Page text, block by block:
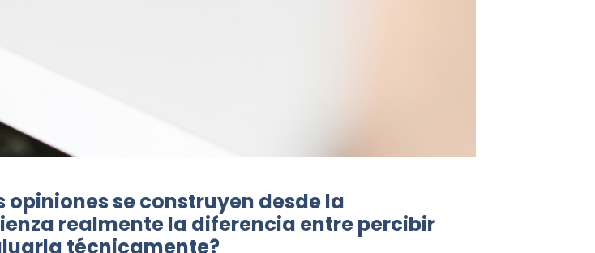
se construyen desde la
realmente la diferencia entre percibir
técnicamente?